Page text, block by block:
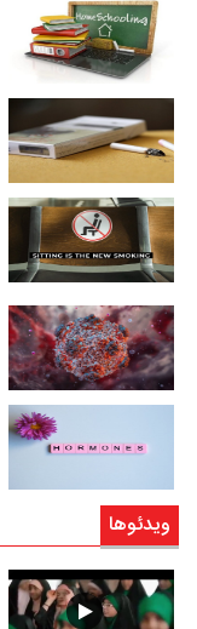
ویدئوها